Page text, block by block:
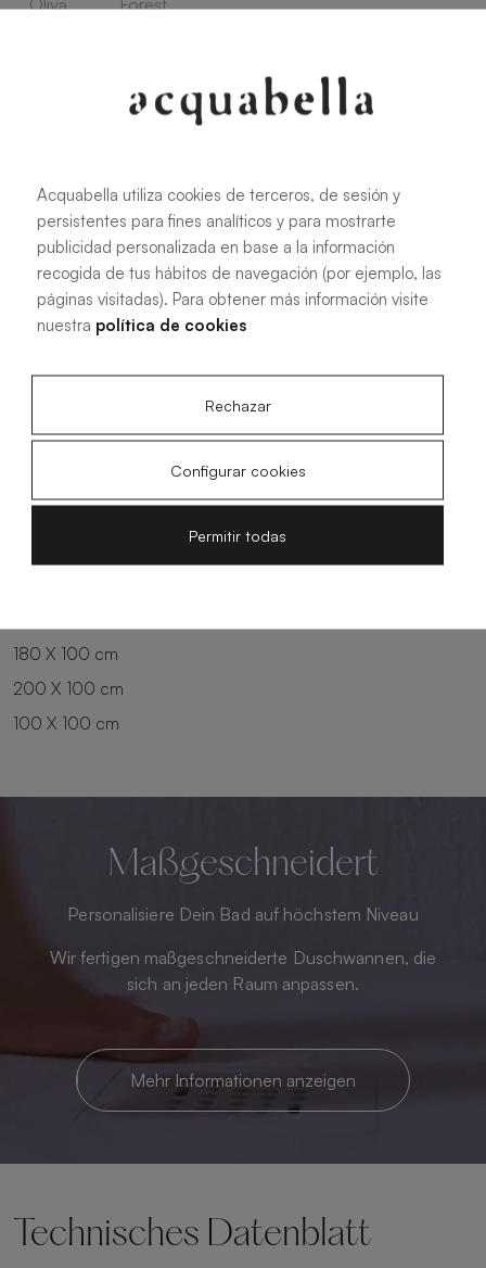
Alle Maße
100 X 70 cm
120 X 70 cm
140 X 70 cm
160 X 70 cm
200 X 70 cm
100 X 80 cm
140 X 80 cm
160 X 80 cm
180 X 80 cm
160 X 90 cm
180 X 90 cm
120 X 100 cm
180 X 100 cm
200 X 100 cm
100 X 100 cm
Maßgeschneidert
Personalisiere Dein Bad auf höchstem Niveau
Wir fertigen maßgeschneiderte Duschwannen, die
sich an jeden Raum anpassen.
Mehr Informationen anzeigen
Technisches Datenblatt
Acquabella utiliza cookies de terceros, de sesión y
persistentes para fines analíticos y para mostrarte
publicidad personalizada en base a la información
recogida de tus hábitos de navegación (por ejemplo, las
páginas visitadas). Para obtener más información visite
nuestra política de cookies
Rechazar
Configurar cookies
Permitir todas